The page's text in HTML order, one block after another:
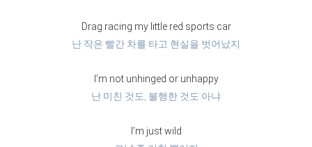
Drag racing my little red sports car
난 작은 빨간 차를 타고 현실을 벗어났지
I’m not unhinged or unhappy
난 미친 것도, 불행한 것도 아냐
I’m just wild